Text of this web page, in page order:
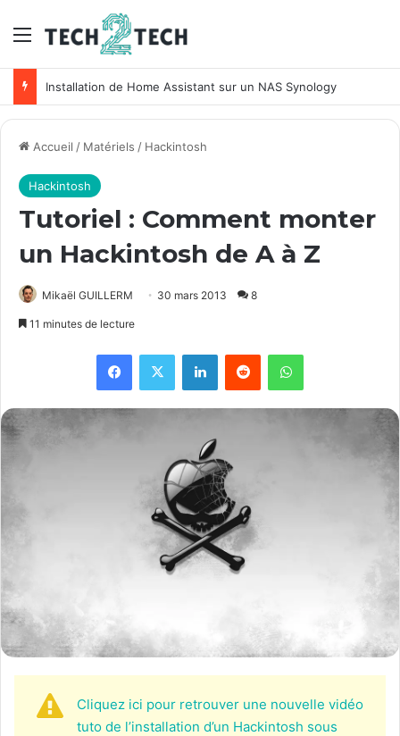
Menu
Accueil / Matériels / Hackintosh
Hackintosh
Tutoriel : Comment monter
un Hackintosh de A à Z
Mikaël GUILLERM 30 mars 2013 8
11 minutes de lecture
Cliquez ici pour retrouver une nouvelle vidéo
tuto de l’installation d’un Hackintosh sous